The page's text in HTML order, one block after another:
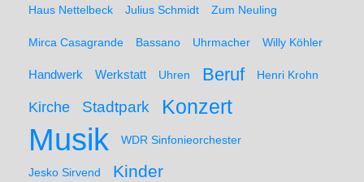
Haus Nettelbeck Julius Schmidt Zum Neuling
Mirca Casagrande Bassano Uhrmacher Willy Köhler
Handwerk Werkstatt Uhren Beruf Henri Krohn
Kirche Stadtpark Konzert
Musik WDR Sinfonieorchester
Jesko Sirvend Kinder